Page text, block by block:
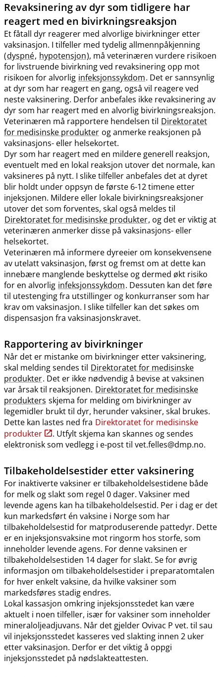
Revaksinering av dyr som tidligere har
reagert med en bivirkningsreaksjon
Et fåtall dyr reagerer med alvorlige bivirkninger etter
vaksinasjon. I tilfeller med tydelig allmennpåkjenning
(dyspné, hypotensjon), må veterinæren vurdere risikoen
for livstruende bivirkning ved revaksinering opp mot
risikoen for alvorlig infeksjonssykdom. Det er sannsynlig
at dyr som har reagert en gang, også vil reagere ved
neste vaksinering. Derfor anbefales ikke revaksinering av
dyr som har reagert med en alvorlig bivirkningsreaksjon.
Veterinæren må rapportere hendelsen til Direktoratet
for medisinske produkter og anmerke reaksjonen på
vaksinasjons- eller helsekortet.
Dyr som har reagert med en mildere generell reaksjon,
eventuelt med en lokal reaksjon utover det normale, kan
vaksineres på nytt. I slike tilfeller anbefales det at dyret
blir holdt under oppsyn de første 6-12 timene etter
injeksjonen. Mildere eller lokale bivirkningsreaksjoner
utover det som forventes, skal også meldes til
Direktoratet for medisinske produkter, og det er viktig at
veterinæren anmerker disse på vaksinasjons- eller
helsekortet.
Veterinæren må informere dyreeier om konsekvensene
av utelatt vaksinasjon, først og fremst om at dette kan
innebære manglende beskyttelse og dermed økt risiko
for en alvorlig infeksjonssykdom. Dessuten kan det føre
til utestenging fra utstillinger og konkurranser som har
krav om vaksinasjon. I slike tilfeller kan det søkes om
dispensasjon fra vaksinasjonskravet.
Rapportering av bivirkninger
Når det er mistanke om bivirkninger etter vaksinering,
skal melding sendes til Direktoratet for medisinske
produkter. Det er ikke nødvendig å bevise at vaksinen
var årsak til reaksjonen. Direktoratet for medisinske
produkters skjema for melding om bivirkninger av
legemidler brukt til dyr, herunder vaksiner, skal brukes.
Dette kan lastes ned fra Direktoratet for medisinske
produkter
. Utfylt skjema kan skannes og sendes
elektronisk som vedlegg i e-post til vet.felles@dmp.no.
Tilbakeholdelsestider etter vaksinering
For inaktiverte vaksiner er tilbakeholdelsestidene både
for melk og slakt som regel 0 dager. Vaksiner med
levende agens kan ha tilbakeholdelsestid. Per i dag er det
kun markedsført én vaksine i Norge som har
tilbakeholdelsestid for matproduserende pattedyr. Dette
er en injeksjonsvaksine mot ringorm hos storfe, som
inneholder levende agens. For denne vaksinen er
tilbakeholdelsestiden 14 dager for slakt. Se for øvrig
informasjon om tilbakeholdelsestider i preparatomtalen
for hver enkelt vaksine, da hvilke vaksiner som
markedsføres stadig endres.
Lokal kassasjon omkring injeksjonsstedet kan være
aktuelt i noen tilfeller, især for vaksiner som inneholder
mineraloljeadjuvans. Når det gjelder Ovivac P vet. til sau
vil injeksjonsstedet kasseres ved slakting innen 2 uker
etter vaksinasjon. Derfor er det viktig å oppgi
injeksjonsstedet på nødslakteattesten.